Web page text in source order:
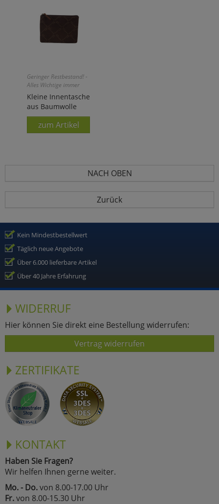
Geringer Restbestand! -
Alles Wichtige immer
griffbereit!
Kleine Innentasche
aus Baumwolle
zum Artikel
NACH OBEN
Zurück
Kein Mindestbestellwert
Täglich neue Angebote
Über 6.000 lieferbare Artikel
Über 40 Jahre Erfahrung
WIDERRUF
Hier können Sie direkt eine Bestellung widerrufen:
Vertrag widerrufen
ZERTIFIKATE
KONTAKT
Haben Sie Fragen?
Wir helfen Ihnen gerne weiter.
Mo. - Do.von 8.00-17.00 Uhr
Fr.von 8.00-15.30 Uhr